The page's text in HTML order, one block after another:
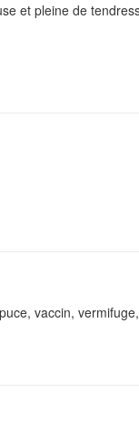
et pleine de
vaccin,